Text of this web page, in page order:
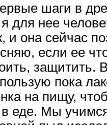
шаги в
для нее
и она сейчас
если ее
защитить.
пока
на пищу,
еде. Мы